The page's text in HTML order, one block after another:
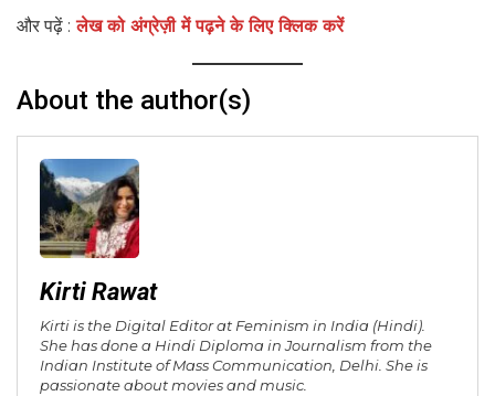
और पढ़ें : लेख को अंग्रेज़ी में पढ़ने के लिए क्लिक करें
About the author(s)
Kirti Rawat
Kirti is the Digital Editor at Feminism in India (Hindi).
She has done a Hindi Diploma in Journalism from the
Indian Institute of Mass Communication, Delhi. She is
passionate about movies and music.